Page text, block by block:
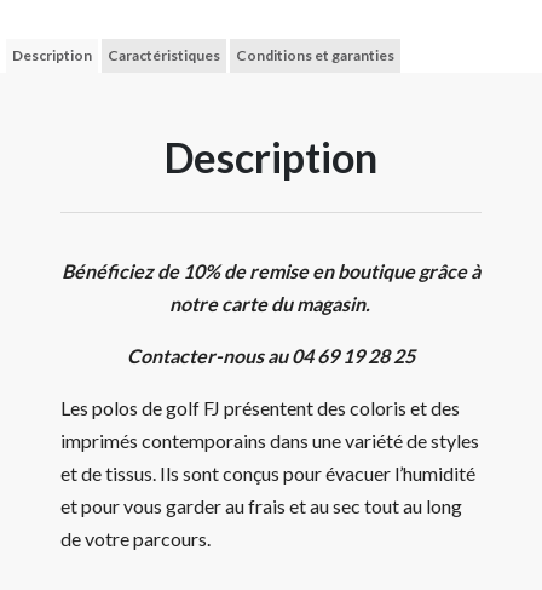
Description Caractéristiques Conditions et garanties
Description
Bénéficiez de 10% de remise en boutique grâce à
notre carte du magasin.
Contacter-nous au 04 69 19 28 25
Les polos de golf FJ présentent des coloris et des
imprimés contemporains dans une variété de styles
et de tissus. Ils sont conçus pour évacuer l’humidité
et pour vous garder au frais et au sec tout au long
de votre parcours.